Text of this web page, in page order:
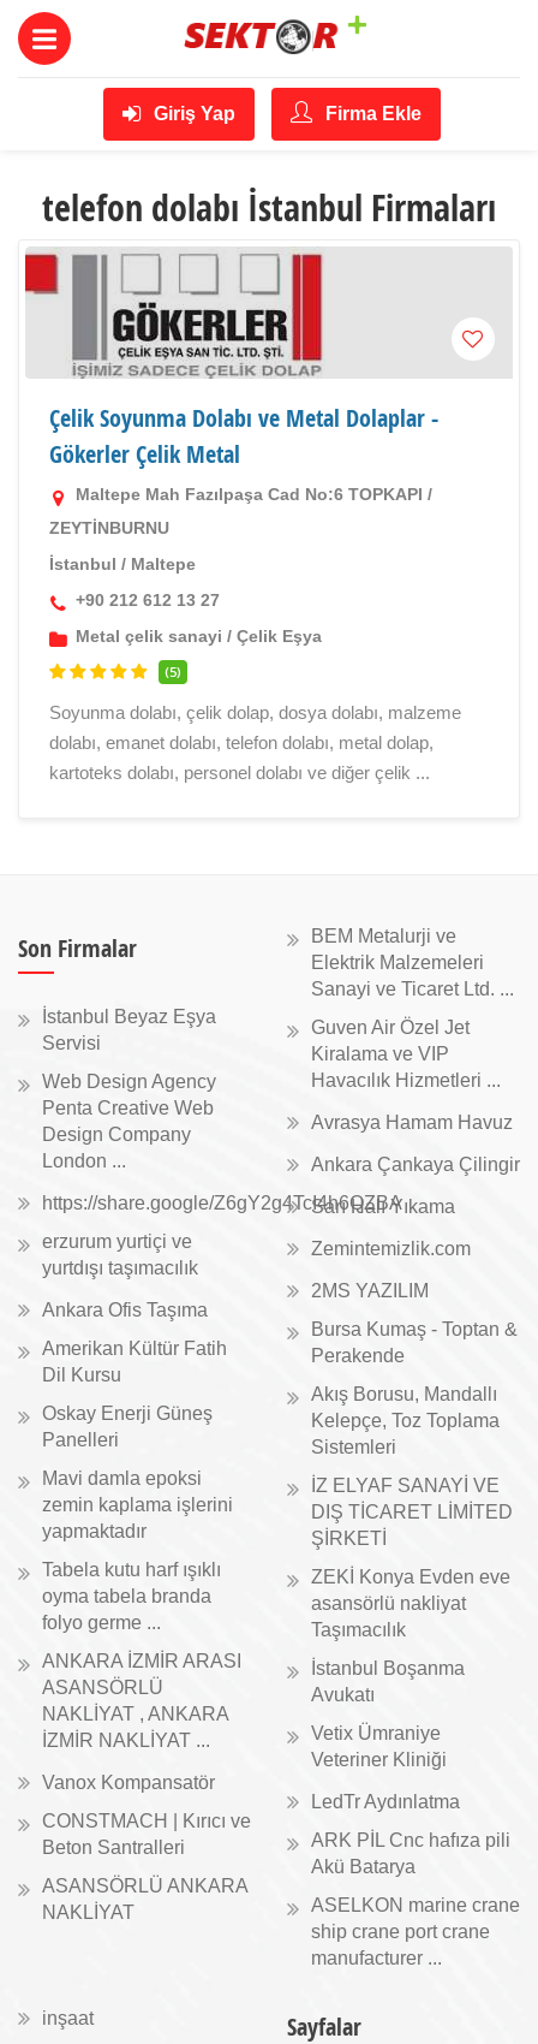
Giriş Yap Firma Ekle
telefon dolabı İstanbul Firmaları
Çelik Soyunma Dolabı ve Metal Dolaplar -
Gökerler Çelik Metal
Maltepe Mah Fazılpaşa Cad No:6 TOPKAPI /
ZEYTİNBURNU
İstanbul / Maltepe
+90 212 612 13 27
Metal çelik sanayi / Çelik Eşya
(5)
Soyunma dolabı, çelik dolap, dosya dolabı, malzeme
dolabı, emanet dolabı, telefon dolabı, metal dolap,
kartoteks dolabı, personel dolabı ve diğer çelik ...
Son Firmalar
İstanbul Beyaz Eşya
Servisi
Web Design Agency
Penta Creative Web
Design Company
London ...
https://share.google/Z6gY2g4TcI4h6QZBA
erzurum yurtiçi ve
yurtdışı taşımacılık
Ankara Ofis Taşıma
Amerikan Kültür Fatih
Dil Kursu
Oskay Enerji Güneş
Panelleri
Mavi damla epoksi
zemin kaplama işlerini
yapmaktadır
Tabela kutu harf ışıklı
oyma tabela branda
folyo germe ...
ANKARA İZMİR ARASI
ASANSÖRLÜ
NAKLİYAT , ANKARA
İZMİR NAKLİYAT ...
Vanox Kompansatör
CONSTMACH | Kırıcı ve
Beton Santralleri
ASANSÖRLÜ ANKARA
NAKLİYAT
BEM Metalurji ve
Elektrik Malzemeleri
Sanayi ve Ticaret Ltd. ...
Guven Air Özel Jet
Kiralama ve VIP
Havacılık Hizmetleri ...
Avrasya Hamam Havuz
Ankara Çankaya Çilingir
Sarı Halı Yıkama
Zemintemizlik.com
2MS YAZILIM
Bursa Kumaş - Toptan &
Perakende
Akış Borusu, Mandallı
Kelepçe, Toz Toplama
Sistemleri
İZ ELYAF SANAYİ VE
DIŞ TİCARET LİMİTED
ŞİRKETİ
ZEKİ Konya Evden eve
asansörlü nakliyat
Taşımacılık
İstanbul Boşanma
Avukatı
Vetix Ümraniye
Veteriner Kliniği
LedTr Aydınlatma
ARK PİL Cnc hafıza pili
Akü Batarya
ASELKON marine crane
ship crane port crane
manufacturer ...
inşaat Sayfalar